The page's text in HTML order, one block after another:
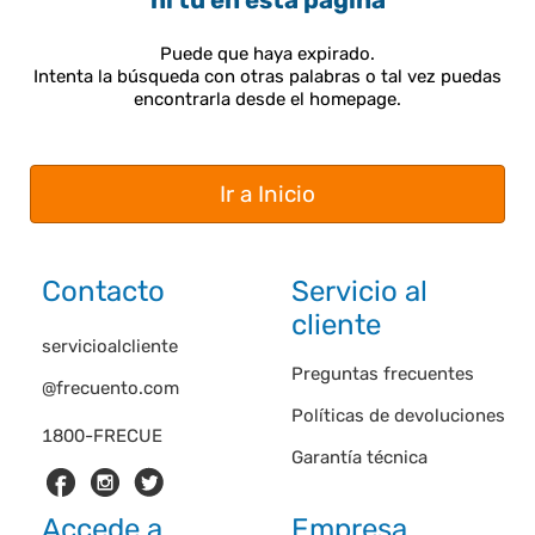
Puede que haya expirado.
Intenta la búsqueda con otras palabras o tal vez puedas
encontrarla desde el homepage.
Ir a Inicio
Contacto
1800-FRECUE
servicioalcliente
@frecuento.com
Servicio al
cliente
Preguntas frecuentes
Políticas de devoluciones
Garantía técnica